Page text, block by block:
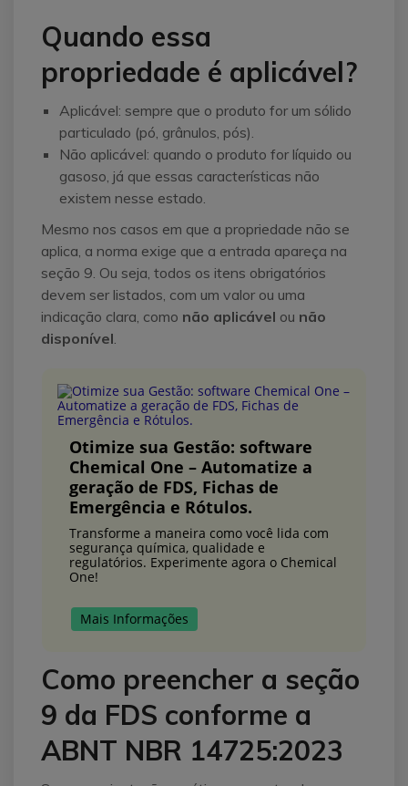
Quando essa
propriedade é aplicável?
Aplicável: sempre que o produto for um sólido
particulado (pó, grânulos, pós).
Não aplicável: quando o produto for líquido ou
gasoso, já que essas características não
existem nesse estado.
Mesmo nos casos em que a propriedade não se
aplica, a norma exige que a entrada apareça na
seção 9. Ou seja, todos os itens obrigatórios
devem ser listados, com um valor ou uma
indicação clara, como não aplicável ou não
disponível
Otimize sua Gestão: software
Chemical One – Automatize a
geração de FDS, Fichas de
Emergência e Rótulos.
Transforme a maneira como você lida com
segurança química, qualidade e
regulatórios. Experimente agora o Chemical
One!
Mais Informações
Como preencher a seção
9 da FDS conforme a
ABNT NBR 14725:2023